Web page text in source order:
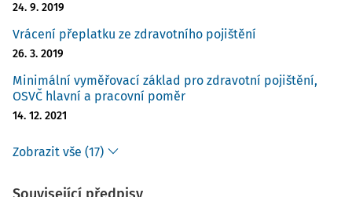
24. 9. 2019
Vrácení přeplatku ze zdravotního pojištění
26. 3. 2019
Minimální vyměřovací základ pro zdravotní pojištění,
OSVČ hlavní a pracovní poměr
14. 12. 2021
Zobrazit vše (17)